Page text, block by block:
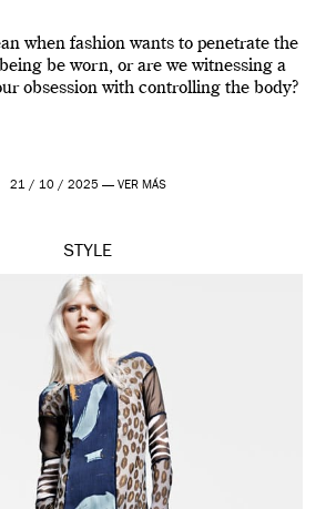
when fashion wants to penetrate the
be worn, or are we witnessing a
obsession with controlling the body?
21 / 10 / 2025 — VER MÁS
STYLE